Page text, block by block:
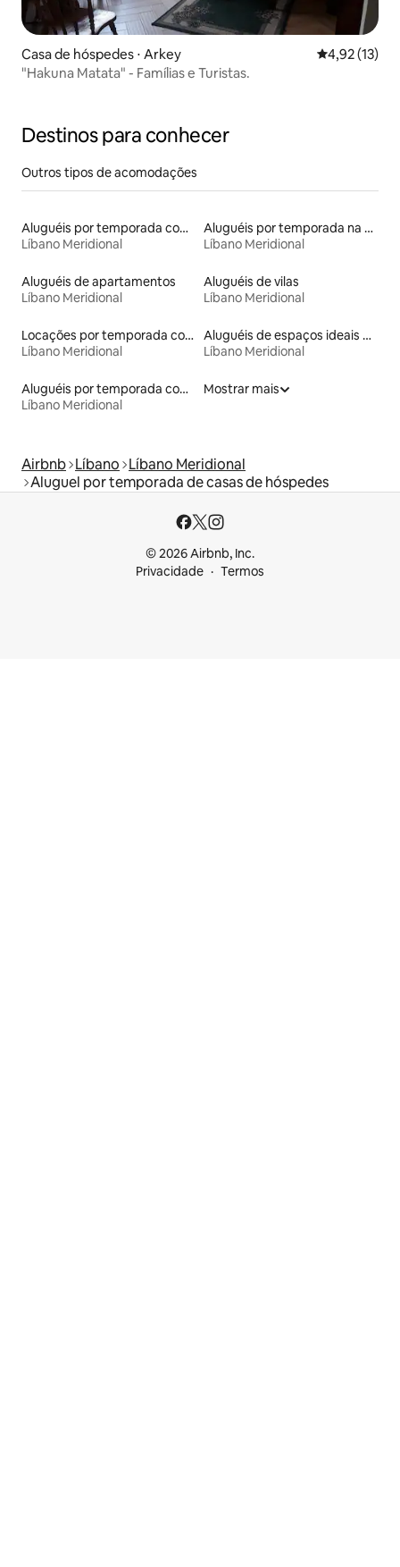
Casa de hóspedes ⋅ Arkey 4,92 de uma
4,92 (13)
"Hakuna Matata" - Famílias e Turistas.
Destinos para conhecer
Outros tipos de acomodações
Aluguéis por temporada com suítes privativas
Líbano Meridional
Aluguéis por temporada na orla
Líbano Meridional
Aluguéis de apartamentos
Líbano Meridional
Aluguéis de vilas
Líbano Meridional
Locações por temporada com piscina
Líbano Meridional
Aluguéis de espaços ideais para famílias
Líbano Meridional
Aluguéis por temporada com banheira de hidromassagem
Líbano Meridional
Mostrar mais
Airbnb Líbano Líbano Meridional
Aluguel por temporada de casas de hóspedes
© 2026 Airbnb, Inc.
Privacidade
Termos